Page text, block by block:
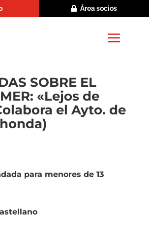
Área socios
SOBRE EL
«Lejos de
el Ayto. de
para menores de 13